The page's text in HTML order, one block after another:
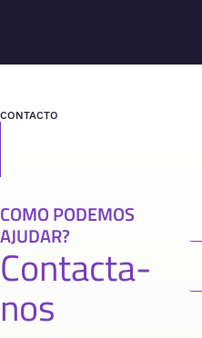
CONTACTO
COMO PODEMOS
AJUDAR?
Contacta-
nos